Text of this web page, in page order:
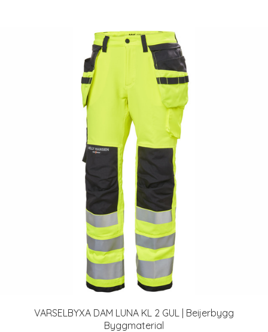
VARSELBYXA DAM LUNA KL 2 GUL | Beijerbygg
Byggmaterial